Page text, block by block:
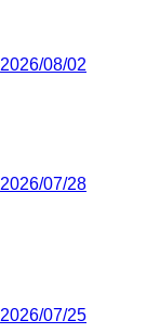
2026/08/02
2026/07/28
2026/07/25